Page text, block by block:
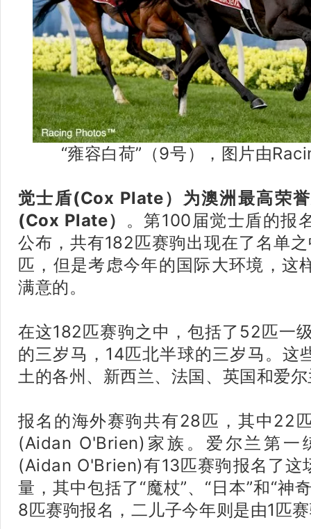
“雍容白荷”（9号），图片由
觉士盾(Cox Plate）为澳洲最高荣
(Cox Plate） 。第100届觉士盾的报
公布，共有182匹赛驹出现在了名单
匹，但是考虑今年的国际大环境，这
满意的。
在这182匹赛驹之中，包括了52匹一
的三岁马，14匹北半球的三岁马。这
土的各州、新西兰、法国、英国和爱
报名的海外赛驹共有28匹，其中22
(Aidan O'Brien)家族。爱尔兰第一
(Aidan O'Brien)有13匹赛驹报名了这
量，其中包括了“魔杖”、“日本”和“神
8匹赛驹报名，二儿子今年则是由1匹